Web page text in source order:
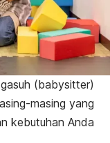
(babysitter)
masing yang
kebutuhan Anda